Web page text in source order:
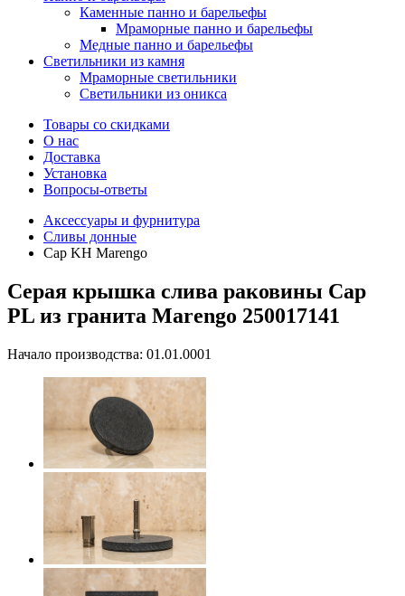
Каменные панно и барельефы
Мраморные панно и барельефы
Медные панно и барельефы
Светильники из камня
Мраморные светильники
Светильники из оникса
Товары со скидками
О нас
Доставка
Установка
Вопросы-ответы
Аксессуары и фурнитура
Сливы донные
Cap KH Marengo
Серая крышка слива раковины Cap
PL из гранита Marengo 250017141
Начало производства: 01.01.0001